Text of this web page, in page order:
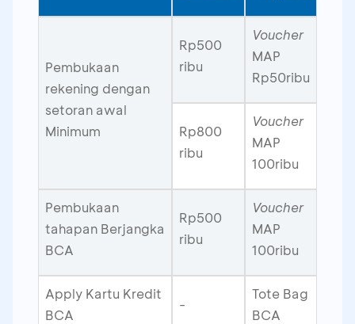
Pembukaan
rekening dengan
setoran awal
Minimum
Rp500
ribu
Voucher
MAP
Rp50ribu
Rp800
ribu
Voucher
MAP
100ribu
Pembukaan
tahapan Berjangka
BCA
Rp500
ribu
Voucher
MAP
100ribu
Apply Kartu Kredit
BCA
-
Tote Bag
BCA